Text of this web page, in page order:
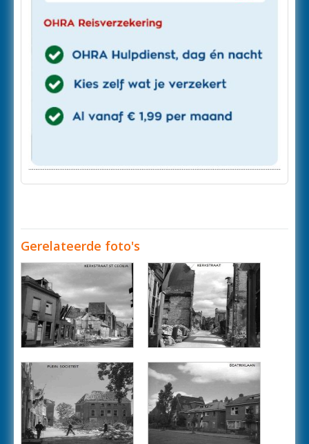
Gerelateerde foto's